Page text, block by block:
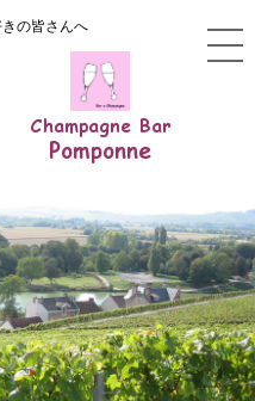
の皆さんへ
Champagne Bar
Pomponne